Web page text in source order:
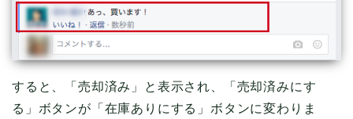
すると、「売却済み」と表示され、「売却済みにす
る」ボタンが「在庫ありにする」ボタンに変わりま